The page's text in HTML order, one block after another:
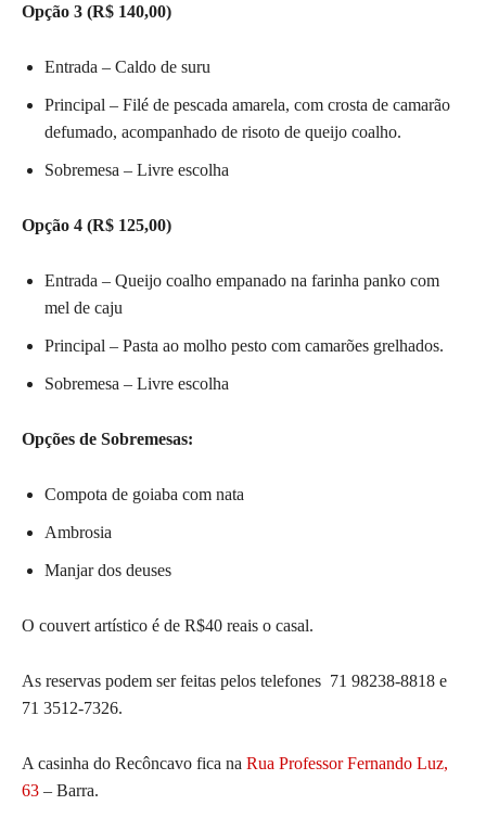
Opção 3 (R$ 140,00)
Entrada – Caldo de suru
Principal – Filé de pescada amarela, com crosta de camarão
defumado, acompanhado de risoto de queijo coalho.
Sobremesa – Livre escolha
Opção 4 (R$ 125,00)
Entrada – Queijo coalho empanado na farinha panko com
mel de caju
Principal – Pasta ao molho pesto com camarões grelhados.
Sobremesa – Livre escolha
Opções de Sobremesas:
Compota de goiaba com nata
Ambrosia
Manjar dos deuses
O couvert artístico é de R$40 reais o casal.
As reservas podem ser feitas pelos telefones 71 98238-8818 e
71 3512-7326.
A casinha do Recôncavo fica na Rua Professor Fernando Luz,
63 – Barra.